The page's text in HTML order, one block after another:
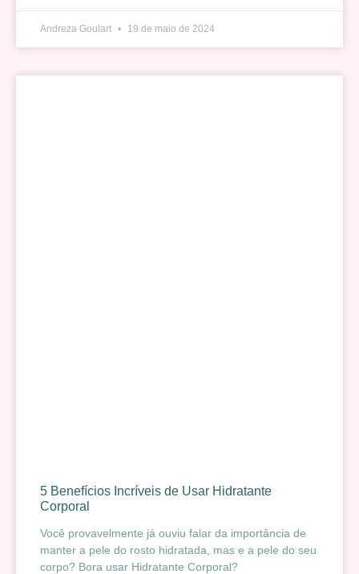
Andreza Goulart 19 de maio de 2024
5 Benefícios Incríveis de Usar Hidratante
Corporal
Você provavelmente já ouviu falar da importância de
manter a pele do rosto hidratada, mas e a pele do seu
corpo? Bora usar Hidratante Corporal?